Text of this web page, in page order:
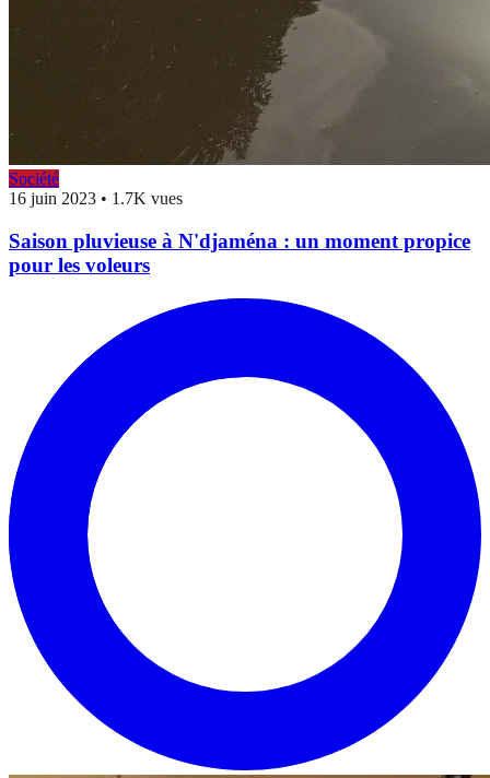
Société
16 juin 2023 • 1.7K vues
Saison pluvieuse à N'djaména : un moment propice
pour les voleurs